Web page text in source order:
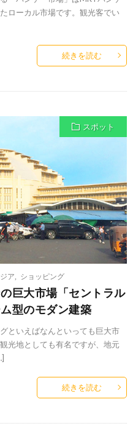
ローカル市場です。観光客でい
続きを読む
スポット
ア ショッピング
巨大市場「セントラル
型のモダン建築
といえばなんといっても巨大市
光地としても有名ですが、地元
続きを読む